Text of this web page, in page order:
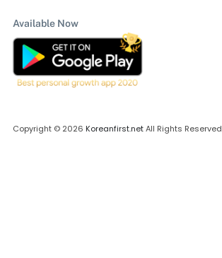
Available Now
Copyright © 2026 Koreanfirst.netAll Rights Reserved